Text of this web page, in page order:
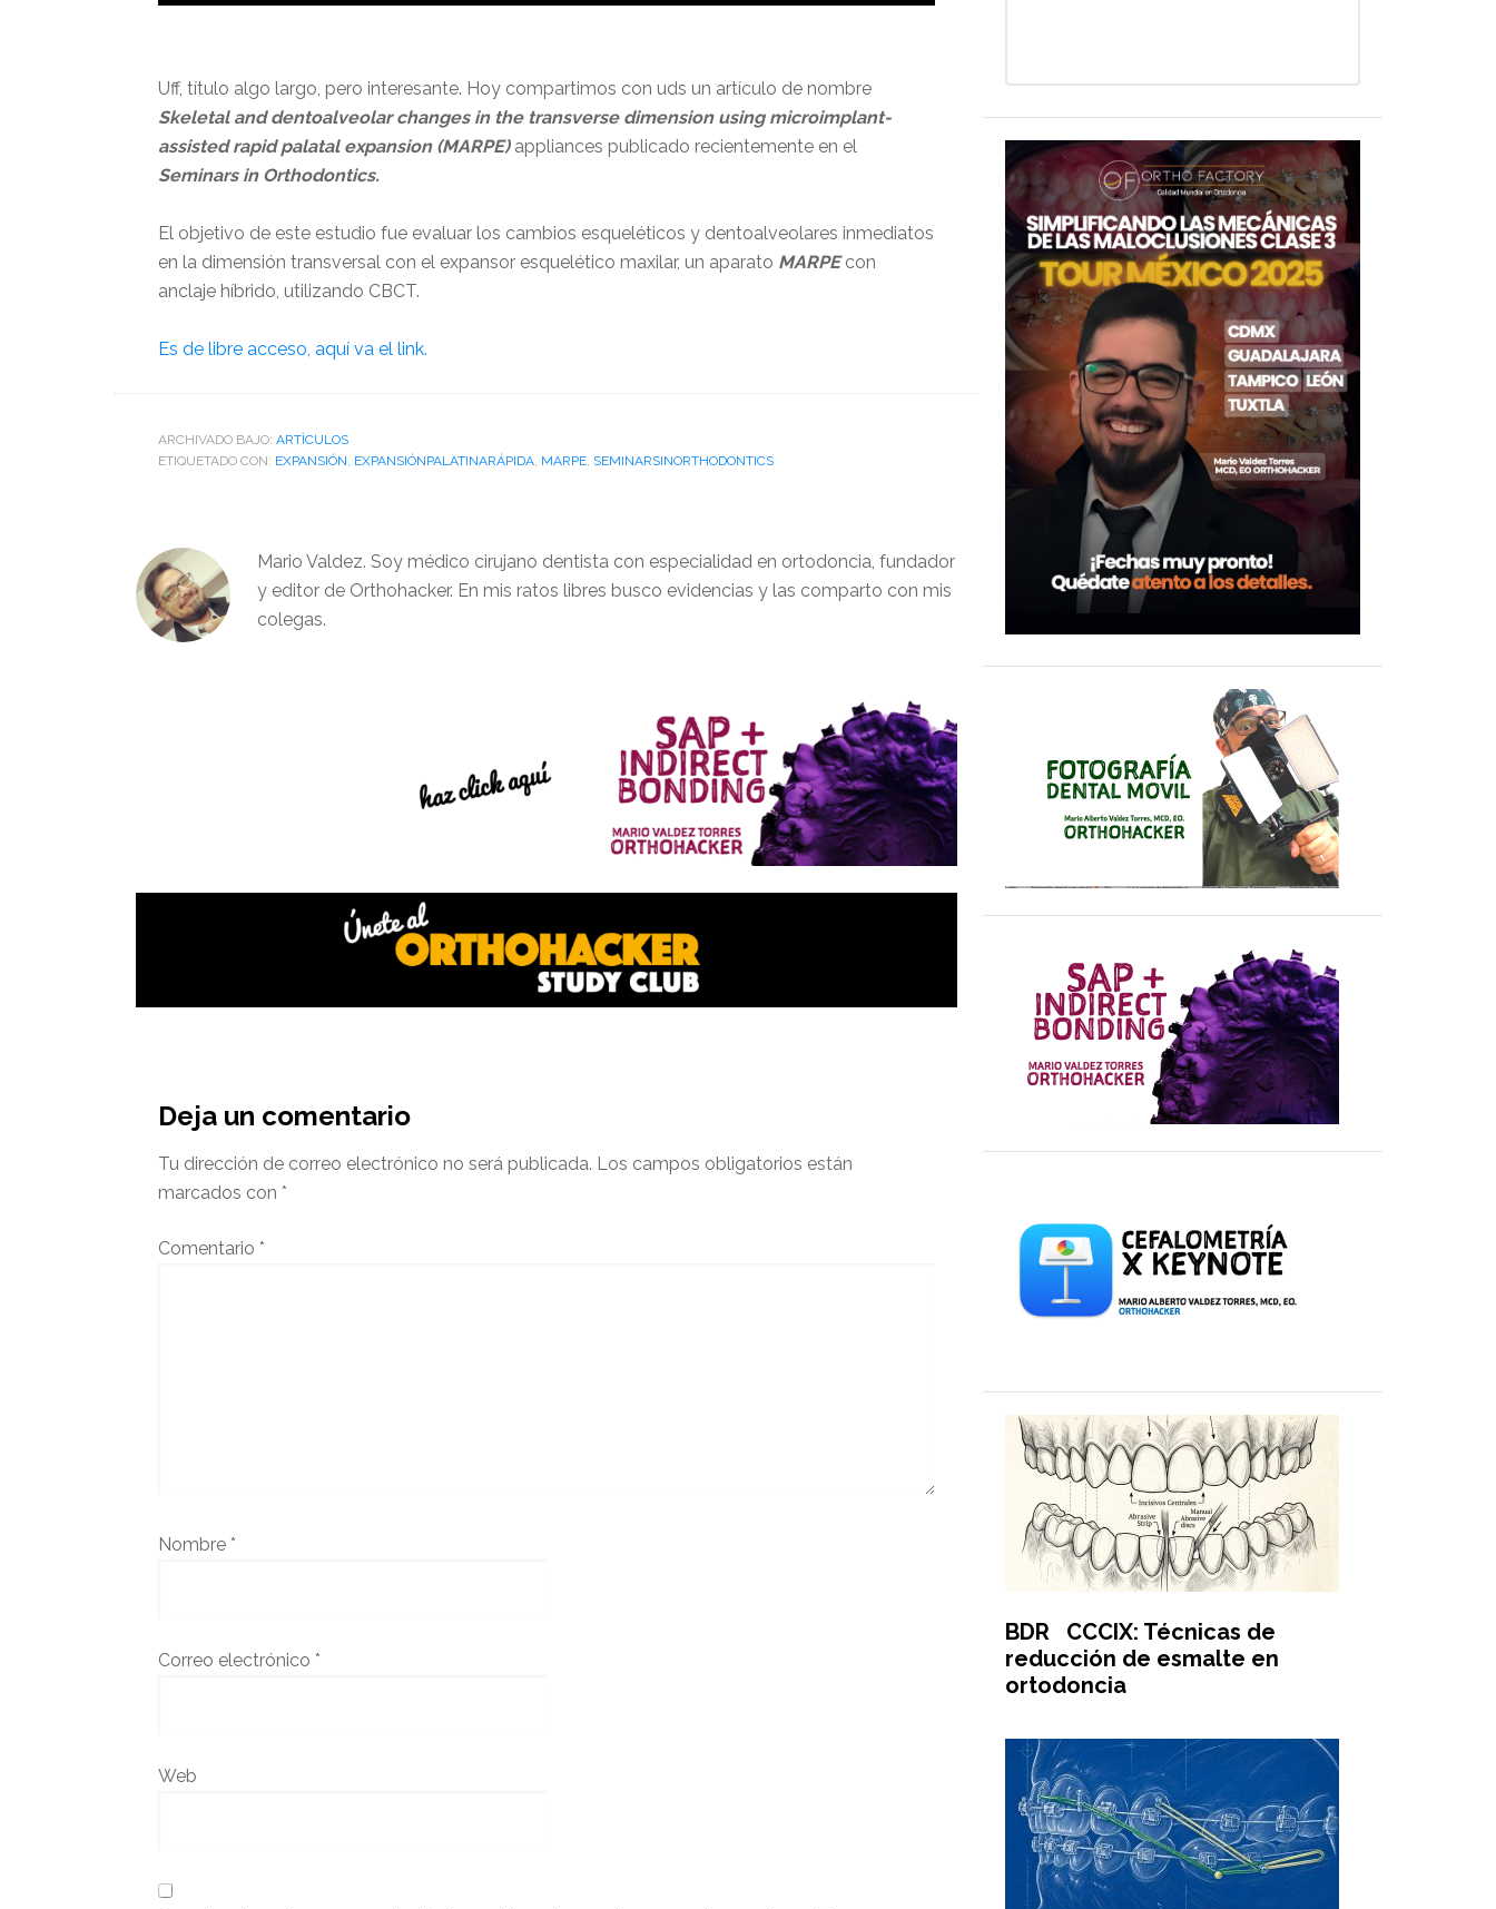
Uff, título algo largo, pero interesante. Hoy compartimos con uds un artículo de nombre
Skeletal and dentoalveolar changes in the transverse dimension using microimplant-
assisted rapid palatal expansion (MARPE) appliances publicado recientemente en el
Seminars in Orthodontics.
El objetivo de este estudio fue evaluar los cambios esqueléticos y dentoalveolares inmediatos
en la dimensión transversal con el expansor esquelético maxilar, un aparato MARPEcon
anclaje híbrido, utilizando CBCT.
Es de libre acceso, aquí va el link.
ARCHIVADO BAJO: ARTÌCULOS
ETIQUETADO CON: EXPANSIÓN, EXPANSIÓNPALATINARÁPIDA, MARPE, SEMINARSINORTHODONTICS
Mario Valdez. Soy médico cirujano dentista con especialidad en ortodoncia, fundador
y editor de Orthohacker. En mis ratos libres busco evidencias y las comparto con mis
colegas.
del
lector
Deja un comentario
Tu dirección de correo electrónico no será publicada. Los campos obligatorios están
marcados con *
Comentario *
Nombre *
Correo electrónico *
Web
BDR CCCIX: Técnicas de
reducción de esmalte en
ortodoncia